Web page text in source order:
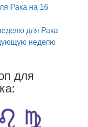
Рака на 16
для Рака
неделю
для